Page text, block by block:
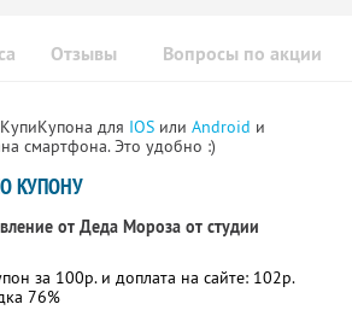
Отзывы Вопросы по акции
для IOS или Android и
смартфона. Это удобно :)
КУПОНУ
от Деда Мороза от студии
за 100р. и доплата на сайте: 102р.
76%